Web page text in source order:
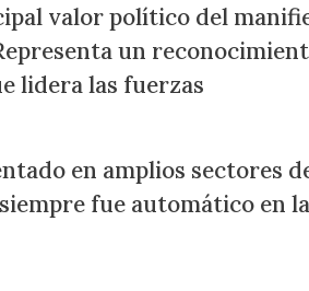
valor político del
un
lidera las fuerzas
en amplios sectores
fue automático en la